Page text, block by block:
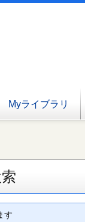
Myライブラリ
す